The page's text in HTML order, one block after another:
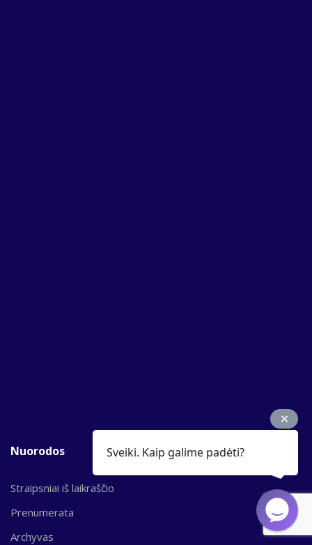
Nuorodos
Straipsniai iš laikraščio
Prenumerata
Archyvas
Sveiki. Kaip galime padėti?